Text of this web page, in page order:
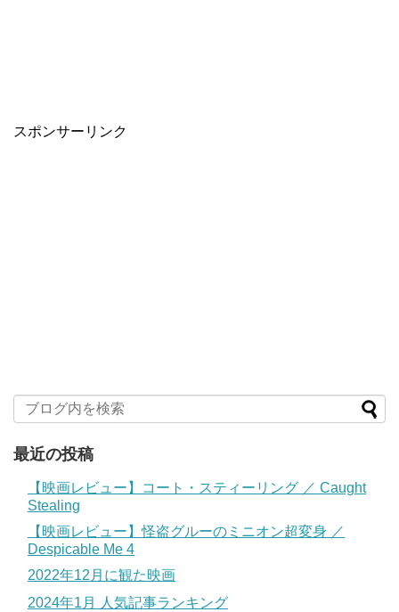
スポンサーリンク
最近の投稿
【映画レビュー】コート・スティーリング ／ Caught
Stealing
【映画レビュー】怪盗グルーのミニオン超変身 ／
Despicable Me 4
2022年12月に観た映画
2024年1月 人気記事ランキング